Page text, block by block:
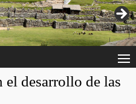
desarrollo de las